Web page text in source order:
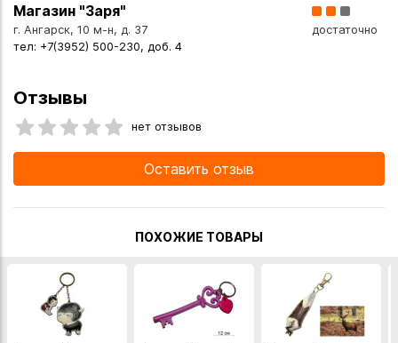
Магазин "Заря"
г. Ангарск, 10 м-н, д. 37
тел: +7(3952) 500-230, доб. 4
достаточно
Отзывы
нет отзывов
Оставить отзыв
ПОХОЖИЕ ТОВАРЫ